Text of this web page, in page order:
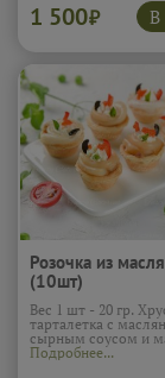
1 500₽ В
Розочка из
(10шт)
Вес 1 шт - 20 гр.
тарталетка с
сырным соусом и
Подробнее...